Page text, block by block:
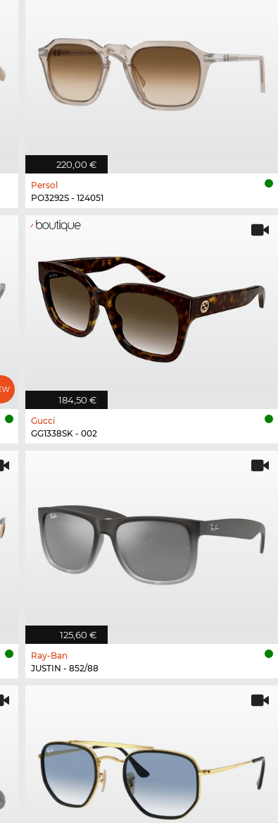
220,00 €
Persol
PO3292S - 124051
184,50 €
Gucci
GG1338SK - 002
125,60 €
Ray-Ban
JUSTIN - 852/88